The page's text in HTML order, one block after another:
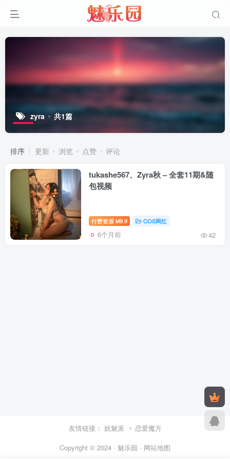
zyra 共1篇
排序 更新 浏览 点赞 评论
tukashe567、Zyra秋 – 全套11期&随
包视频
付费资源 M9.9 COS网红
6个月前 42
友情链接： 妩魅派
恋爱魔方
Copyright © 2024 · 魅乐园 · 网站地图